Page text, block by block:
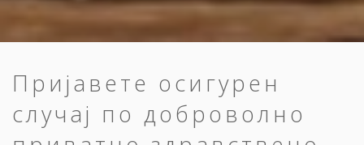
Пријавете осигурен
случај по доброволно